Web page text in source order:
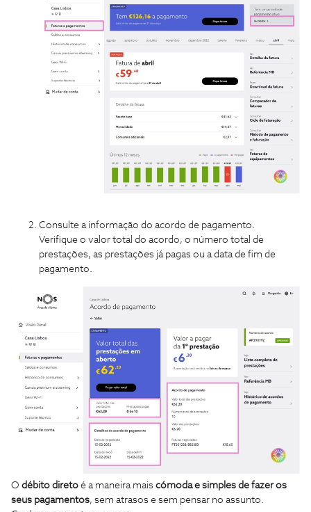
Consulte a informação do acordo de pagamento.
Verifique o valor total do acordo, o número total de
prestações, as prestações já pagas ou a data de fim de
pagamento.
O débito direto é a maneira mais cómoda e simples de fazer os
seus pagamentos, sem atrasos e sem pensar no assunto.